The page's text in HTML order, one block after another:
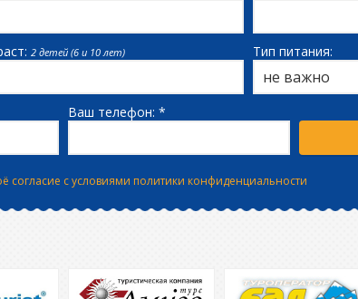
2 детей (6 и 10 лет) Тип питания:
Ваш телефон: *
согласие с условиями политики конфиденциальности